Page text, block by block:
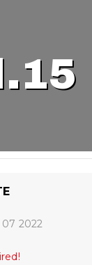
07 2022